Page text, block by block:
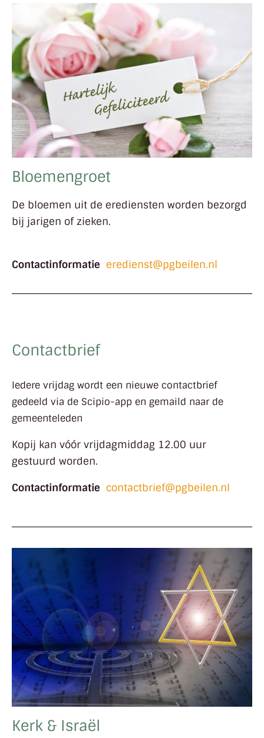
Bloemengroet
De bloemen uit de erediensten worden bezorgd
bij jarigen of zieken.
Contactinformatie eredienst@pgbeilen.nl
Contactbrief
Iedere vrijdag wordt een nieuwe contactbrief
gedeeld via de Scipio-app en gemaild naar de
gemeenteleden
Kopij kan vóór vrijdagmiddag 12.00 uur
gestuurd worden.
Contactinformatie contactbrief@pgbeilen.nl
Kerk & Israël